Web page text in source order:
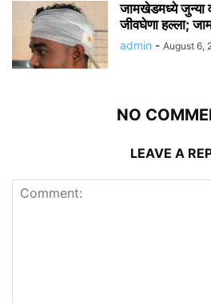
जामखेडमध्ये जुन्या
जीवघेणा हल्ला;
admin - August 6,
NO
LEAVE A